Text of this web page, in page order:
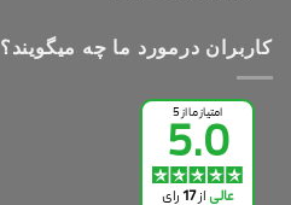
کاربران درمورد ما چه میگویند؟